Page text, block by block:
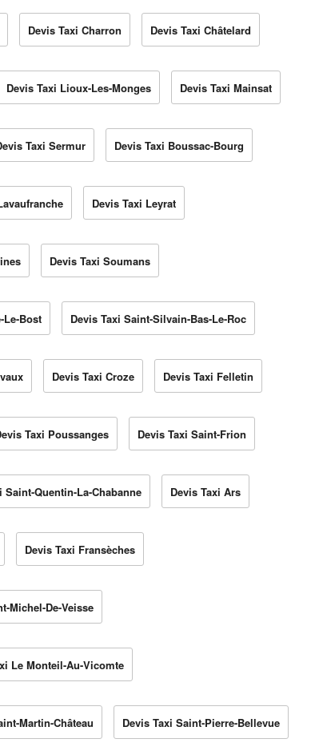
Devis Taxi Charron Devis Taxi Châtelard
Devis Taxi Lioux-Les-Monges Devis Taxi Mainsat
Taxi Sermur Devis Taxi Boussac-Bourg
Devis Taxi Leyrat
Devis Taxi Soumans
Le-Bost Devis Taxi Saint-Silvain-Bas-Le-Roc
Devis Taxi Croze Devis Taxi Felletin
Taxi Poussanges Devis Taxi Saint-Frion
Saint-Quentin-La-Chabanne Devis Taxi Ars
Devis Taxi Fransèches
Michel-De-Veisse
Le Monteil-Au-Vicomte
Martin-Château Devis Taxi Saint-Pierre-Bellevue